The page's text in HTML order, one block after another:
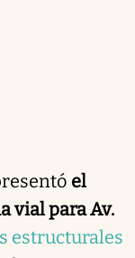
el
vial para Av.
estructurales